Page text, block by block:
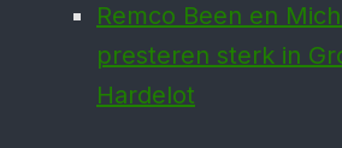
Remco Been en
presteren sterk in
Hardelot